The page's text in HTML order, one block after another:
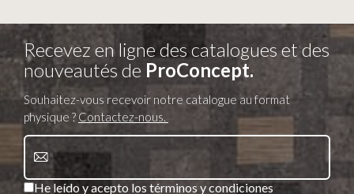
Recevez en ligne des catalogues et des
nouveautés de ProConcept.
Souhaitez-vous recevoir notre catalogue au format
physique ? Contactez-nous.
He leído y acepto los términos y condiciones